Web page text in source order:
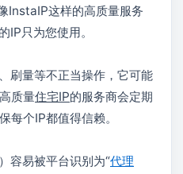
InstaIP这样的高质量服务
IP只为您使用。
刷量等不正当操作，它可能
质量住宅IP的服务商会定期
每个IP都值得信赖。
容易被平台识别为“代理